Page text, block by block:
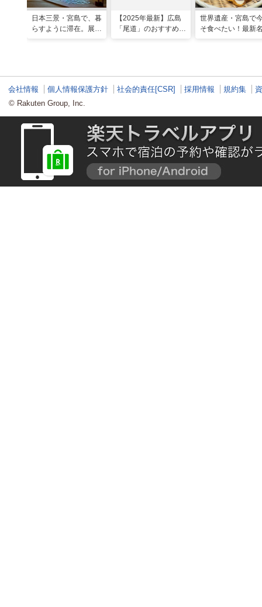
日本三景・宮島で、暮
らすように滞在。展望
【2025年最新】広島
「尾道」のおすすめ観
世界遺産・宮島で
そ食べたい！最新
会社情報 個人情報保護方針 社会的責任[CSR] 採用情報 規約集
© Rakuten Group, Inc.